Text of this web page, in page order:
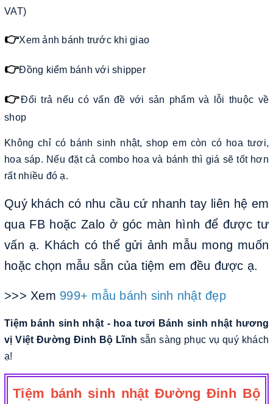
VAT)
👉Xem ảnh bánh trước khi giao
👉Đồng kiểm bánh với shipper
👉Đổi trả nếu có vấn đề với sản phẩm và lỗi thuộc về
shop
Không chỉ có bánh sinh nhật, shop em còn có hoa tươi,
hoa sáp. Nếu đặt cả combo hoa và bánh thì giá sẽ tốt hơn
rất nhiều đó ạ.
Quý khách có nhu cầu cứ nhanh tay liên hệ em
qua FB hoặc Zalo ở góc màn hình để được tư
vấn ạ. Khách có thể gửi ảnh mẫu mong muốn
hoặc chọn mẫu sẵn của tiệm em đều được ạ.
>>> Xem 999+ mẫu bánh sinh nhật đẹp
Tiệm bánh sinh nhật - hoa tươi Bánh sinh nhật hương
vị Việt Đường Đinh Bộ Lĩnh sẵn sàng phục vụ quý khách
ạ!
Tiệm bánh sinh nhật Đường Đinh Bộ